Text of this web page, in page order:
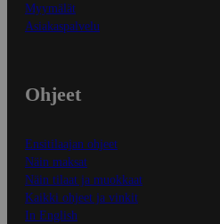
Myymälät
Asiakaspalvelu
Ohjeet
Ensitilaajan ohjeet
Näin maksat
Näin tilaat ja muokkaat
Kaikki ohjeet ja vinkit
In English